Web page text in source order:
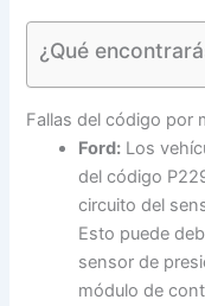
¿Qué
Fallas del código por
Ford: Los
del código
circuito del
Esto puede
sensor de
módulo de